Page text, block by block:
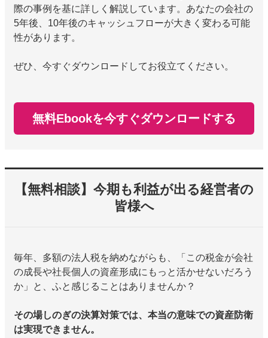
際の事例を基に詳しく解説しています。あなたの会社の
5年後、10年後のキャッシュフローが大きく変わる可能
性があります。
ぜひ、今すぐダウンロードしてお役立てください。
無料Ebookを今すぐダウンロードする
【無料相談】今期も利益が出る経営者の
皆様へ
毎年、多額の法人税を納めながらも、「この税金が会社
の成長や社長個人の資産形成にもっと活かせないだろう
か」と、ふと感じることはありませんか？
その場しのぎの決算対策では、本当の意味での資産防衛
は実現できません。